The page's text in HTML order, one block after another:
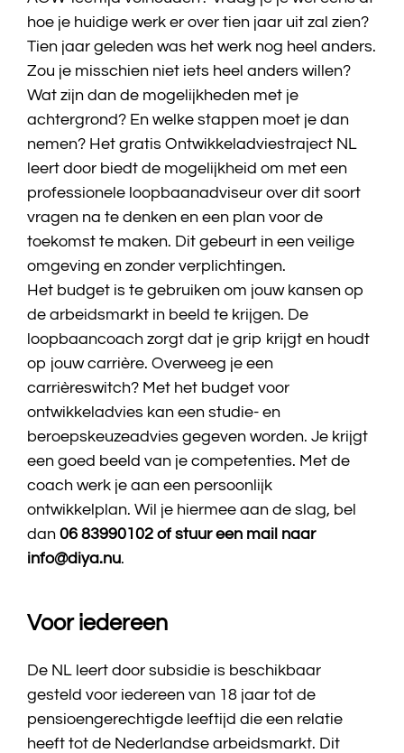
hoe je huidige werk er over tien jaar uit zal zien?
Tien jaar geleden was het werk nog heel anders.
Zou je misschien niet iets heel anders willen?
Wat zijn dan de mogelijkheden met je
achtergrond? En welke stappen moet je dan
nemen? Het gratis Ontwikkeladviestraject NL
leert door biedt de mogelijkheid om met een
professionele loopbaanadviseur over dit soort
vragen na te denken en een plan voor de
toekomst te maken. Dit gebeurt in een veilige
omgeving en zonder verplichtingen.
Het budget is te gebruiken om jouw kansen op
de arbeidsmarkt in beeld te krijgen. De
loopbaancoach zorgt dat je grip krijgt en houdt
op jouw carrière. Overweeg je een
carrièreswitch? Met het budget voor
ontwikkeladvies kan een studie- en
beroepskeuzeadvies gegeven worden. Je krijgt
een goed beeld van je competenties. Met de
coach werk je aan een persoonlijk
ontwikkelplan. Wil je hiermee aan de slag, bel
dan 06 83990102 of stuur een mail naar
info@diya.nu.
Voor iedereen
De NL leert door subsidie is beschikbaar
gesteld voor iedereen van 18 jaar tot de
pensioengerechtigde leeftijd die een relatie
heeft tot de Nederlandse arbeidsmarkt. Dit